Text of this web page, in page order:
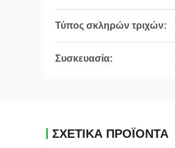
Τύπος σκληρών τριχών:
Συσκευασία:
ΣΧΕΤΙΚΆ ΠΡΟΪΌΝΤΑ